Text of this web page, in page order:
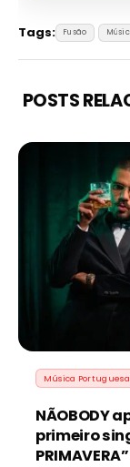
Tags: Fusão
POSTS
Música Portuguesa
NÃOBODY
primeiro
PRIMAVERA”